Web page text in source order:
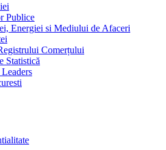
Publice
Energiei si Mediului de Afaceri
Comerțului
Statistică